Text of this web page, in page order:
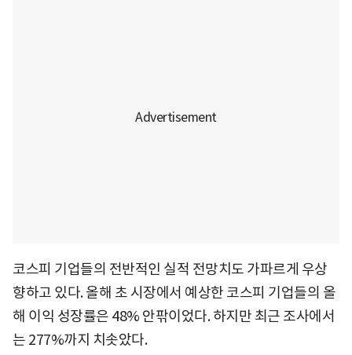
코스피 기업들의 전반적인 실적 전망치도 가파르게 우상
향하고 있다. 올해 초 시장에서 예상한 코스피 기업들의 올
해 이익 성장률은 48% 안팎이었다. 하지만 최근 조사에서
는 277%까지 치솟았다.